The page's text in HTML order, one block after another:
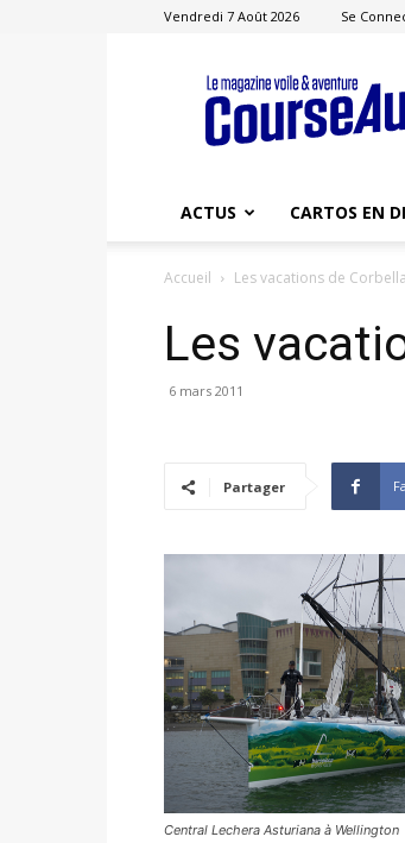
Vendredi 7 Août 2026 Se
au
ACTUS CARTOS EN
Accueil Les vacations de
Les
6 mars 2011
Partager
Central Lechera Asturiana à Wellington